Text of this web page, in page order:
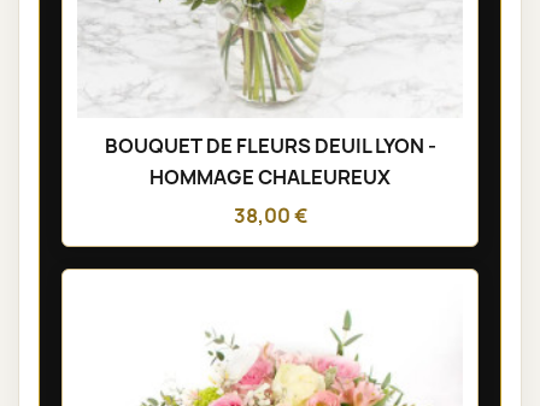
BOUQUET DE FLEURS DEUIL LYON -
HOMMAGE CHALEUREUX
38,00 €